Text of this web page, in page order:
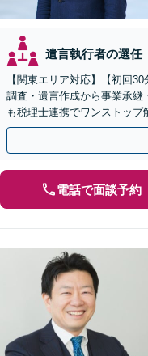
遺言執行者の選任
【関東エリア対応】【初回
調査・遺言作成から事業承
も税理士連携でワンストッ
紛争予防をご検討の方も、お
電話で面談予約